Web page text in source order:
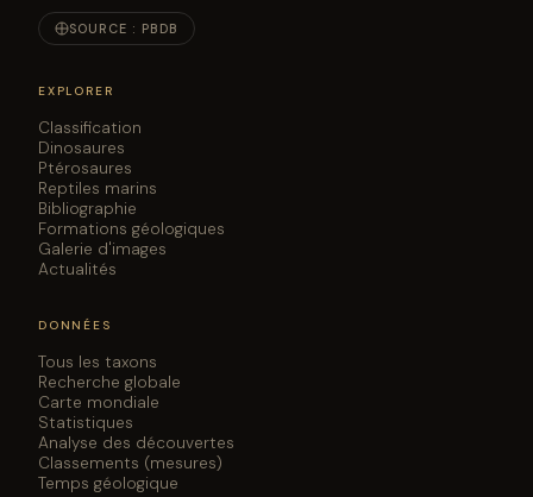
SOURCE : PBDB
EXPLORER
Classification
Dinosaures
Ptérosaures
Reptiles marins
Bibliographie
Formations géologiques
Galerie d'images
Actualités
DONNÉES
Tous les taxons
Recherche globale
Carte mondiale
Statistiques
Analyse des découvertes
Classements (mesures)
Temps géologique